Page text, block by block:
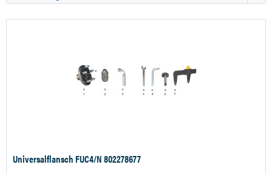
Universalflansch FUC4/N 802278677